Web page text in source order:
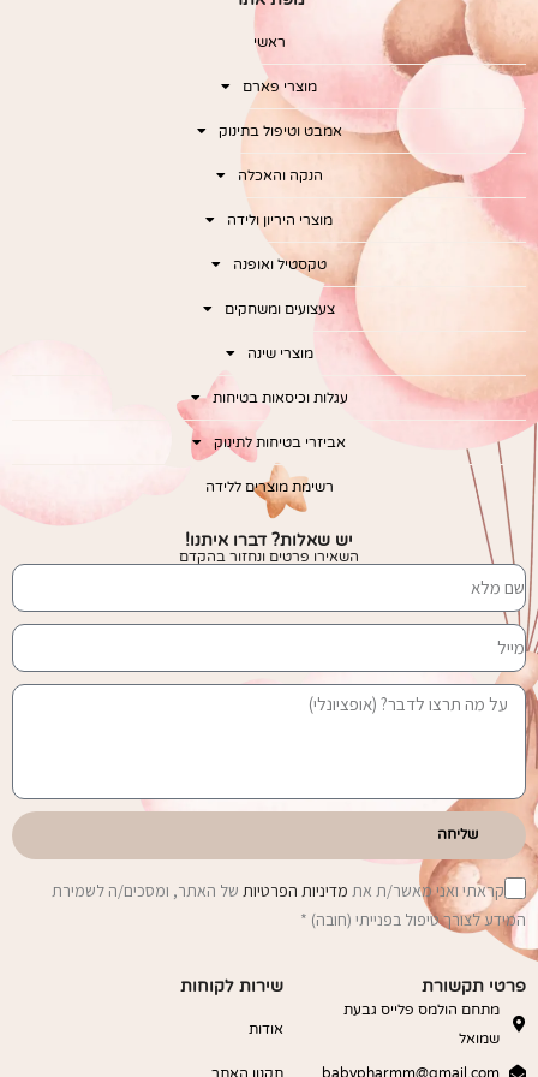
יש שאלות? דברו איתנו!
השאירו פרטים ונחזור בהקדם
שליחה
קראתי ואני מאשר/ת את מדיניות הפרטיות של האתר, ומסכים/ה לשמירת
המידע לצורך טיפול בפנייתי (חובה) *
ראשי
מוצרי פארם
אמבט וטיפול בתינוק
הנקה והאכלה
מוצרי היריון ולידה
טקסטיל ואופנה
צעצועים ומשחקים
מוצרי שינה
עגלות וכיסאות בטיחות
אביזרי בטיחות לתינוק
רשימת מוצרים ללידה
פרטי תקשורת
מתחם הולמס פלייס גבעת
שמואל
babypharmm@gmail.com
שירות לקוחות
אודות
תקנון האתר